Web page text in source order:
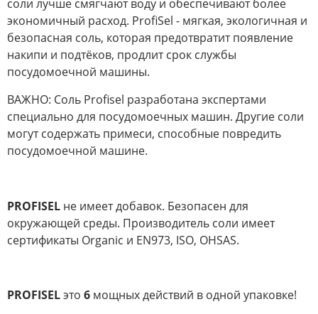
соли лучше смягчают воду и обеспечивают более
экономичный расход. ProfiSel - мягкая, экологичная и
безопасная соль, которая предотвратит появление
накипи и подтёков, продлит срок службы
посудомоечной машины.
ВАЖНО: Соль Profisel разработана экспертами
специально для посудомоечных машин. Другие соли
могут содержать примеси, способные повредить
посудомоечной машине.
PROFISEL не имеет добавок. Безопасен для
окружающей среды. Производитель соли имеет
сертификаты Organic и EN973, ISO, OHSAS.
PROFISELэто 6 мощных действий в одной упаковке!